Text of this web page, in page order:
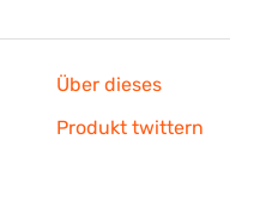
Über dieses
Produkt twittern